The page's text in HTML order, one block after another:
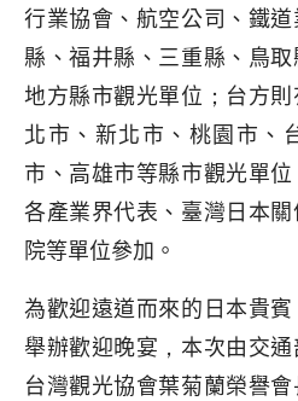
行業協會、航空公司、鐵
縣、福井縣、三重縣、鳥
地方縣市觀光單位；台方
北市、新北市、桃園市、
市、高雄市等縣市觀光單
各產業界代表、臺灣日本
院等單位參加。
為歡迎遠道而來的日本貴
舉辦歡迎晚宴，本次由交
台灣觀光協會葉菊蘭榮譽